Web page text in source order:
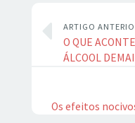
ARTIGO
O QUE
ÁLCOOL
Os efeitos